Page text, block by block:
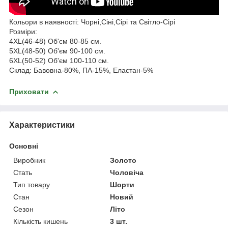
Кольори в наявності: Чорні,Сіні,Сірі та Світло-Сірі
Розміри:
4XL(46-48) Об'єм 80-85 см.
5XL(48-50) Об'єм 90-100 см.
6XL(50-52) Об'єм 100-110 см.
Склад: Бавовна-80%, ПА-15%, Еластан-5%
Приховати
Характеристики
Основні
Виробник
Золото
Стать
Чоловіча
Тип товару
Шорти
Стан
Новий
Сезон
Літо
Кількість кишень
3 шт.